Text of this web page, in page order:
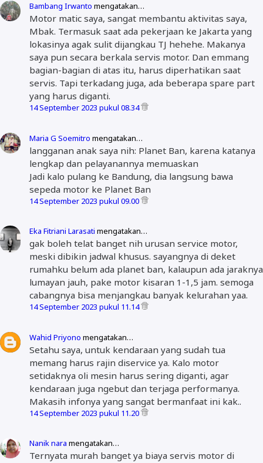
Bambang Irwanto mengatakan…
Motor matic saya, sangat membantu aktivitas saya,
Mbak. Termasuk saat ada pekerjaan ke Jakarta yang
lokasinya agak sulit dijangkau TJ hehehe. Makanya
saya pun secara berkala servis motor. Dan emmang
bagian-bagian di atas itu, harus diperhatikan saat
servis. Tapi terkadang juga, ada beberapa spare part
yang harus diganti.
14 September 2023 pukul 08.34
Maria G Soemitro mengatakan…
langganan anak saya nih: Planet Ban, karena katanya
lengkap dan pelayanannya memuaskan
Jadi kalo pulang ke Bandung, dia langsung bawa
sepeda motor ke Planet Ban
14 September 2023 pukul 09.00
Eka Fitriani Larasati mengatakan…
gak boleh telat banget nih urusan service motor,
meski dibikin jadwal khusus. sayangnya di deket
rumahku belum ada planet ban, kalaupun ada jaraknya
lumayan jauh, pake motor kisaran 1-1,5 jam. semoga
cabangnya bisa menjangkau banyak kelurahan yaa.
14 September 2023 pukul 11.14
Wahid Priyono mengatakan…
Setahu saya, untuk kendaraan yang sudah tua
memang harus rajin diservice ya. Kalo motor
setidaknya oli mesin harus sering diganti, agar
kendaraan juga ngebut dan terjaga performanya.
Makasih infonya yang sangat bermanfaat ini kak..
14 September 2023 pukul 11.20
Nanik nara mengatakan…
Ternyata murah banget ya biaya servis motor di